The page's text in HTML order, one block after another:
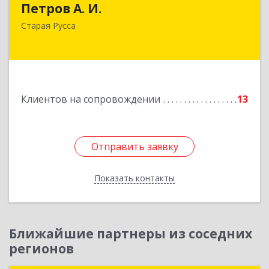
Петров А. И.
Старая Русса
Клиентов на сопровождении 13
Отправить заявку
Показать контакты
Отправить заявку
Назад
Ближайшие партнеры из соседних
регионов